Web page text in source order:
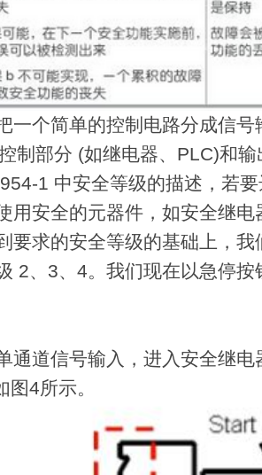
个简单的控制电路分成信号
制部分 (如继电器、PLC)和
1 中安全等级的描述，若
用安全的元器件，如安全继
要求的安全等级的基础上，
2、3、4。我们现在以急停
道信号输入，进入安全继电
4所示。